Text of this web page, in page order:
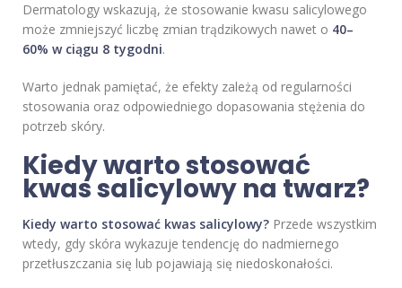
Dermatology wskazują, że stosowanie kwasu salicylowego
może zmniejszyć liczbę zmian trądzikowych nawet o 40–
60% w ciągu 8 tygodni.
Warto jednak pamiętać, że efekty zależą od regularności
stosowania oraz odpowiedniego dopasowania stężenia do
potrzeb skóry.
Kiedy warto stosować
kwas salicylowy na twarz?
Kiedy warto stosować kwas salicylowy? Przede wszystkim
wtedy, gdy skóra wykazuje tendencję do nadmiernego
przetłuszczania się lub pojawiają się niedoskonałości.